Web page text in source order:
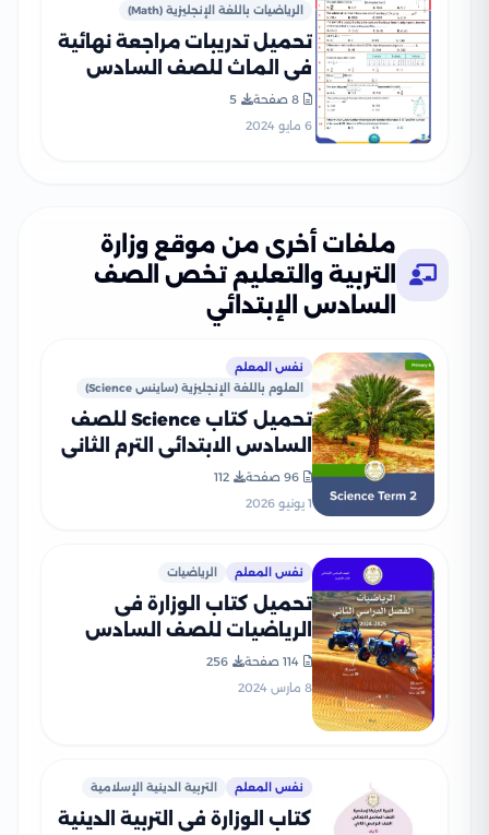
الرياضيات باللغة الإنجليزية (Math)
تحميل تدريبات مراجعة نهائية
في الماث للصف السادس
الابتدائي الفصل الدراسي
الثاني
8 صفحة
5
6 مايو 2024
ملفات أخرى من موقع وزارة
التربية والتعليم تخص الصف
السادس الإبتدائي
نفس المعلم
العلوم باللغة الإنجليزية (ساينس Science)
تحميل كتاب Science للصف
السادس الابتدائي الترم الثاني
الجديد
96 صفحة
112
1 يونيو 2026
نفس المعلم الرياضيات
تحميل كتاب الوزارة فى
الرياضيات للصف السادس
المنهج الجديد بصيغة PDF
114 صفحة
256
8 مارس 2024
نفس المعلم التربية الدينية الإسلامية
كتاب الوزارة فى التربية الدينية